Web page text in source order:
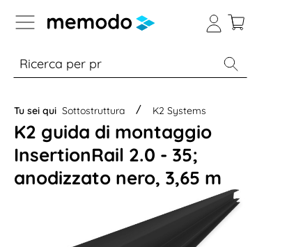
Skip to B2B platform navigation
% Sale Moduli
Tu sei qui Sottostruttura K2 Systems
K2 guida di montaggio
InsertionRail 2.0 - 35;
anodizzato nero, 3,65 m